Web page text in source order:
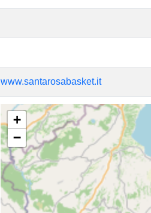
www.santarosabasket.it
+
−